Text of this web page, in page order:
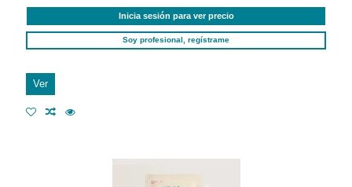
Inicia sesión para ver precio
Soy profesional, regístrame
Ver